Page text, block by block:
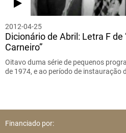
2012-04-25
Dicionário de Abril: Letra F de
Carneiro”
Oitavo duma série de pequenos
de 1974, e ao período de instauração
Financiado por: